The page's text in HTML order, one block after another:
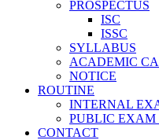
PROSPECTUS
ISC
ISSC
SYLLABUS
ACADEMIC
NOTICE
ROUTINE
INTERNAL
PUBLIC EXAM
CONTACT